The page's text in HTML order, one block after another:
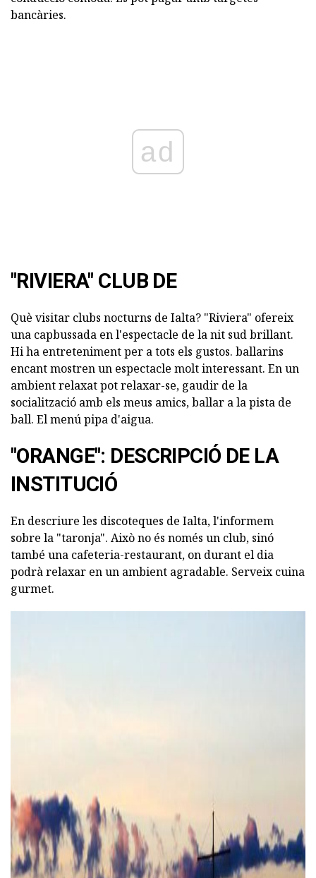
bancàries.
ad
"RIVIERA" CLUB DE
Què visitar clubs nocturns de Ialta? "Riviera" ofereix
una capbussada en l'espectacle de la nit sud brillant.
Hi ha entreteniment per a tots els gustos. ballarins
encant mostren un espectacle molt interessant. En un
ambient relaxat pot relaxar-se, gaudir de la
socialització amb els meus amics, ballar a la pista de
ball. El menú pipa d'aigua.
"ORANGE": DESCRIPCIÓ DE LA
INSTITUCIÓ
En descriure les discoteques de Ialta, l'informem
sobre la "taronja". Això no és només un club, sinó
també una cafeteria-restaurant, on durant el dia
podrà relaxar en un ambient agradable. Serveix cuina
gurmet.